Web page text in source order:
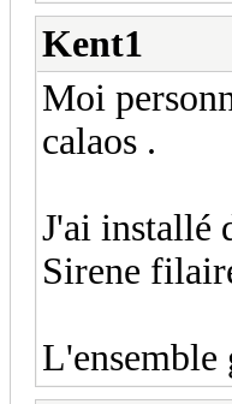
Kent1
Moi
calaos .
J'ai installé
Sirene
L'ensemble